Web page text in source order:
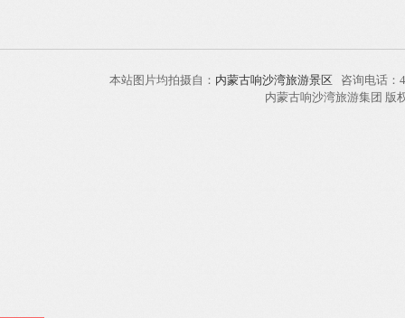
本站图片均拍摄自： 内蒙古响沙湾旅游景区 咨询电话
内蒙古响沙湾旅游集团